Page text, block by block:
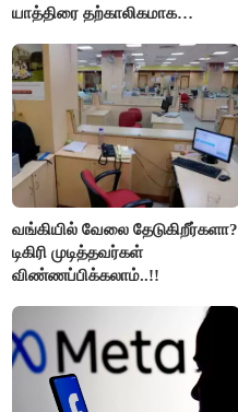
யாத்திரை தற்காலிகமாக
வங்கியில் வேலை தேடுகிறீர்களா?
டிகிரி முடித்தவர்கள்
விண்ணப்பிக்கலாம்..!!